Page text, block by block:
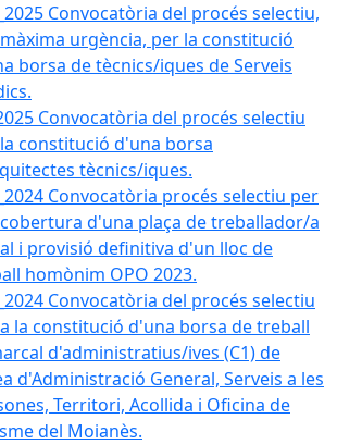
Convocatòria del procés selectiu,
urgència, per la constitució
borsa de tècnics/iques de Serveis
Convocatòria del procés selectiu
constitució d'una borsa
tècnics/iques.
Convocatòria procés selectiu per
d'una plaça de treballador/a
i provisió definitiva d'un lloc de
homònim OPO 2023.
Convocatòria del procés selectiu
la constitució d'una borsa de treball
d'administratius/ives (C1) de
d'Administració General, Serveis a les
Territori, Acollida i Oficina de
del Moianès.